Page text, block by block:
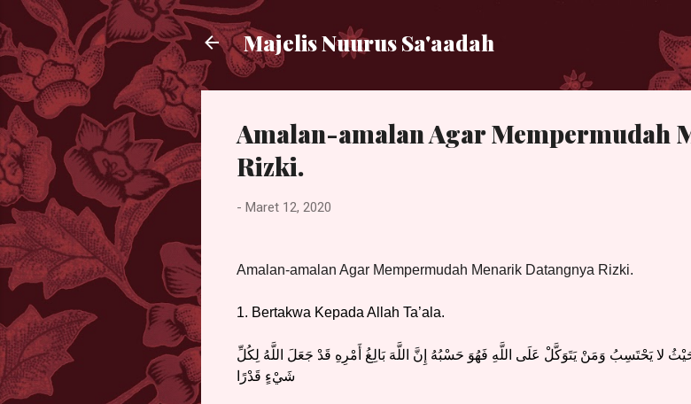
Majelis Nuurus Sa'aadah
Amalan-amalan Agar Mempermudah
Rizki.
- Maret 12, 2020
Amalan-amalan Agar Mempermudah Menarik Datangnya Rizki.
1. Bertakwa Kepada Allah Ta’ala.
لا يَحْتَسِبُ وَمَنْ يَتَوَكَّلْ عَلَى اللَّهِ فَهُوَ حَسْبُهُ إِنَّ اللَّهَ بَالِغُ أَمْرِهِ قَدْ جَعَلَ اللَّهُ لِكُلِّ
شَيْءٍ قَدْرًا